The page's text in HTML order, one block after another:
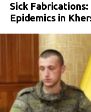
Sick Fabrications:
Epidemics in